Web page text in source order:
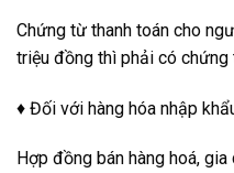
Chứng từ thanh toán cho
triệu đồng thì phải có chứng
♦ Đối với hàng hóa nhập
Hợp đồng bán hàng hoá,